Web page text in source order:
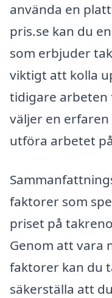
använda en
pris.se kan du
som erbjuder
viktigt att kolla
tidigare arbeten
väljer en
utföra arbetet
faktorer som
priset på
Genom att vara
faktorer kan du
säkerställa att